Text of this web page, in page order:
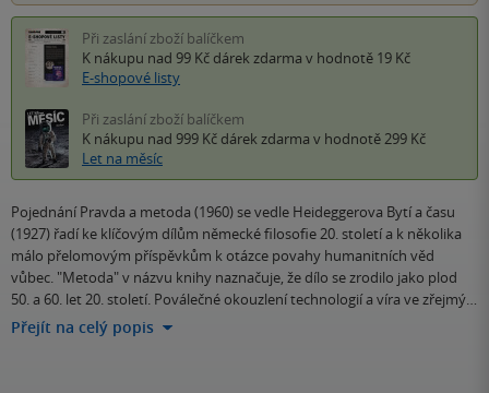
Při zaslání zboží balíčkem
K nákupu nad 99 Kč dárek zdarma v hodnotě 19 Kč
E-shopové listy
Při zaslání zboží balíčkem
K nákupu nad 999 Kč dárek zdarma v hodnotě 299 Kč
Let na měsíc
Pojednání Pravda a metoda (1960) se vedle Heideggerova Bytí a času
(1927) řadí ke klíčovým dílům německé filosofie 20. století a k několika
málo přelomovým příspěvkům k otázce povahy humanitních věd
vůbec. "Metoda" v názvu knihy naznačuje, že dílo se zrodilo jako plod
50. a 60. let 20. století. Poválečné okouzlení technologií a víra ve zřejmý…
Přejít na celý popis